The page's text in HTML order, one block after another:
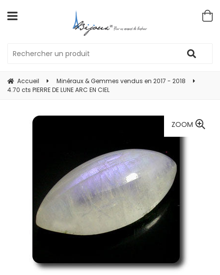
Accueil
Minéraux & Gemmes vendus en 2017 - 2018
4.70 cts PIERRE DE LUNE ARC EN CIEL
ZOOM